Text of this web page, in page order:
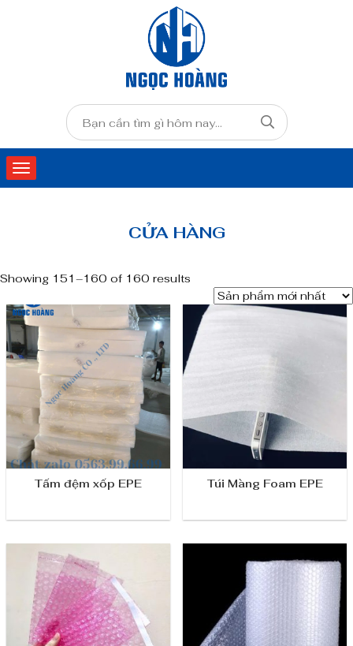
CỬA HÀNG
Showing 151–160 of 160 results
Tấm đệm xốp EPE Túi Màng Foam EPE